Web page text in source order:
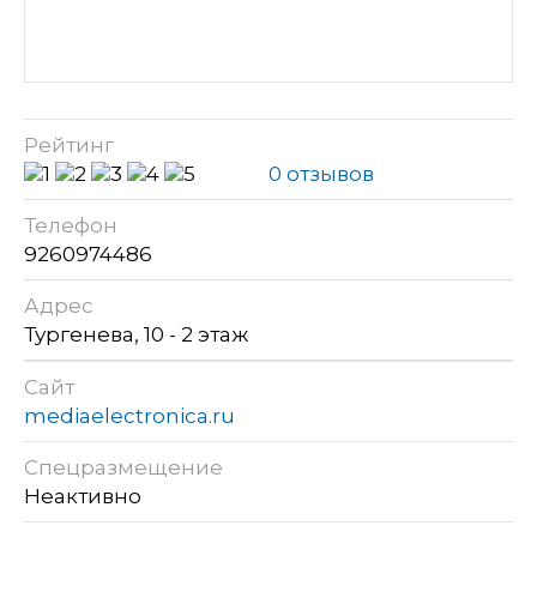
Рейтинг
0 отзывов
Телефон
9260974486
Адрес
Тургенева, 10 - 2 этаж
Сайт
mediaelectronica.ru
Спецразмещение
Неактивно